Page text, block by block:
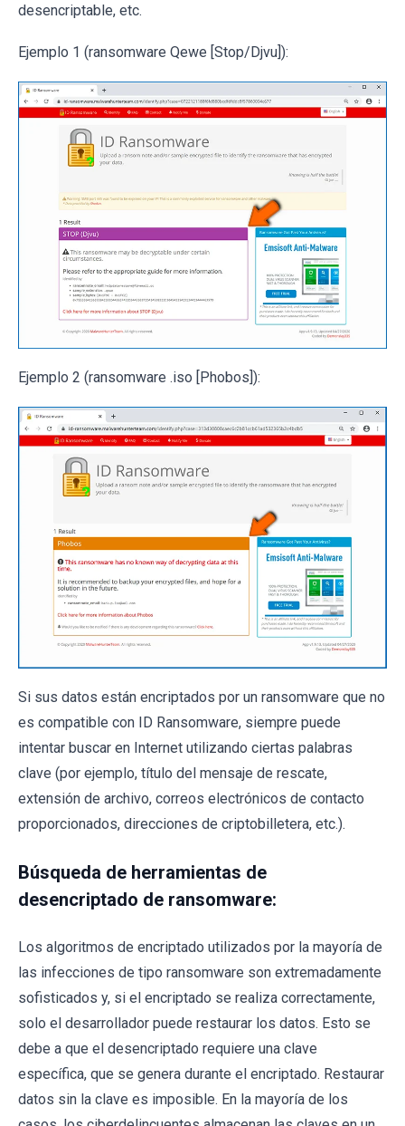
desencriptable, etc.
Ejemplo 1 (ransomware Qewe [Stop/Djvu]):
Ejemplo 2 (ransomware .iso [Phobos]):
Si sus datos están encriptados por un ransomware que no
es compatible con ID Ransomware, siempre puede
intentar buscar en Internet utilizando ciertas palabras
clave (por ejemplo, título del mensaje de rescate,
extensión de archivo, correos electrónicos de contacto
proporcionados, direcciones de criptobilletera, etc.).
Búsqueda de herramientas de
desencriptado de ransomware:
Los algoritmos de encriptado utilizados por la mayoría de
las infecciones de tipo ransomware son extremadamente
sofisticados y, si el encriptado se realiza correctamente,
solo el desarrollador puede restaurar los datos. Esto se
debe a que el desencriptado requiere una clave
específica, que se genera durante el encriptado. Restaurar
datos sin la clave es imposible. En la mayoría de los